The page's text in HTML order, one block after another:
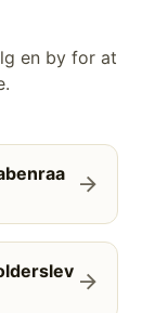
en by for at
arrow_forward
arrow_forward